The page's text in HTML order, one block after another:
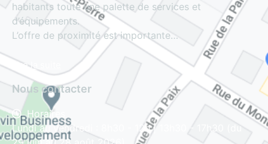
habitants toute une palette de services et
d’équipements.
L’offre de proximité est importante…
Lire la suite
Nous contacter
Horaires
Lundi au vendredi : 8h30 - 12h | 13h30 - 17h30 (du